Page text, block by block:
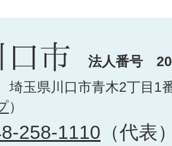
法人番号
玉県川口市青木2丁目1
）
258-1110 （代表